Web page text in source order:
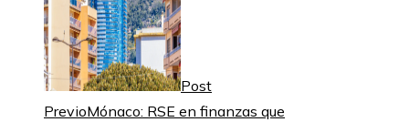
Post
PrevioMónaco: RSE en finanzas que